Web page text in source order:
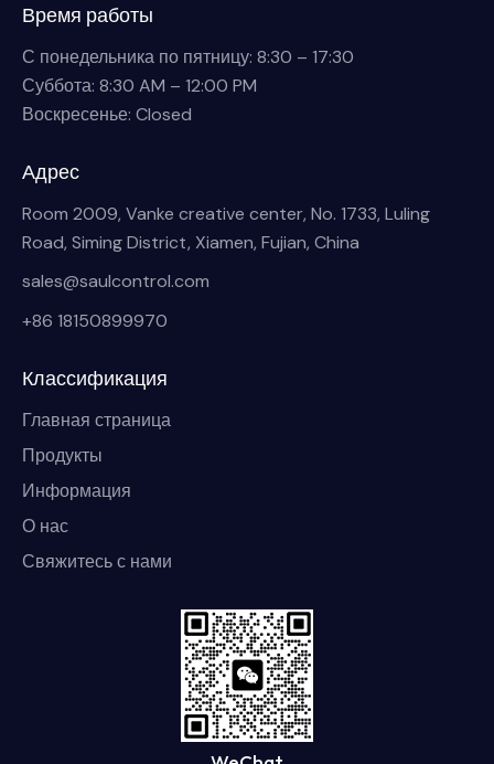
Время работы
С понедельника по пятницу: 8:30 – 17:30
Суббота: 8:30 AM – 12:00 PM
Воскресенье: Closed
Адрес
Room 2009, Vanke creative center, No. 1733, Luling
Road, Siming District, Xiamen, Fujian, China
sales@saulcontrol.com
+86 18150899970
Классификация
Главная страница
Продукты
Информация
О нас
Свяжитесь с нами